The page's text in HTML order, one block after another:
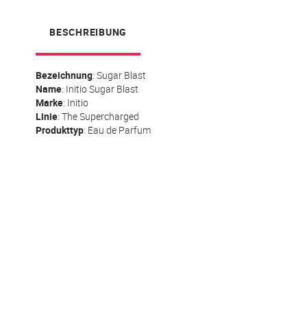
BESCHREIBUNG
Bezeichnung: Sugar Blast
Name: InitioSugar Blast
Marke: Initio
Linie: The Supercharged
Produkttyp: Eau de Parfum